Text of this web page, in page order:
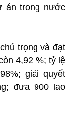
án trong nước
trọng và đạt
4,92 %; tỷ lệ
giải quyết
đưa 900 lao